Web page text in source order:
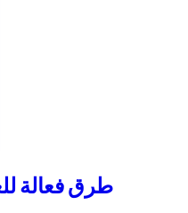
طرق فعالة